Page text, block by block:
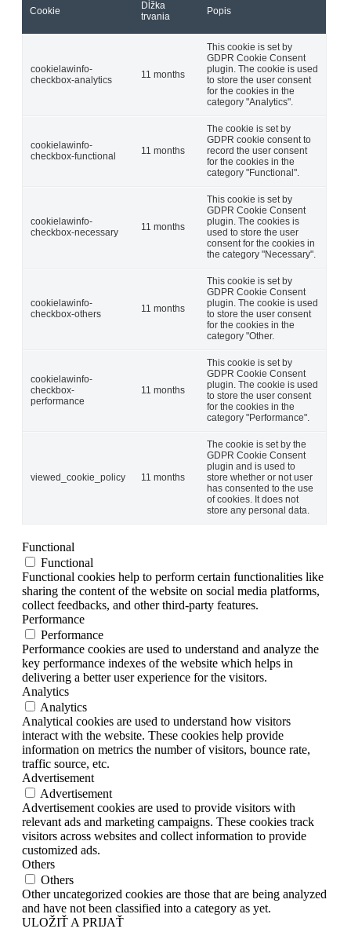
Cookie
Dĺžka
trvania
Popis
cookielawinfo-
checkbox-analytics
11 months
This cookie is set by
GDPR Cookie Consent
plugin. The cookie is used
to store the user consent
for the cookies in the
category "Analytics".
cookielawinfo-
checkbox-functional
11 months
The cookie is set by
GDPR cookie consent to
record the user consent
for the cookies in the
category "Functional".
cookielawinfo-
checkbox-necessary
11 months
This cookie is set by
GDPR Cookie Consent
plugin. The cookies is
used to store the user
consent for the cookies in
the category "Necessary".
cookielawinfo-
checkbox-others
11 months
This cookie is set by
GDPR Cookie Consent
plugin. The cookie is used
to store the user consent
for the cookies in the
category "Other.
cookielawinfo-
checkbox-
performance
11 months
This cookie is set by
GDPR Cookie Consent
plugin. The cookie is used
to store the user consent
for the cookies in the
category "Performance".
viewed_cookie_policy 11 months
The cookie is set by the
GDPR Cookie Consent
plugin and is used to
store whether or not user
has consented to the use
of cookies. It does not
store any personal data.
Functional
Functional
Functional cookies help to perform certain functionalities like
sharing the content of the website on social media platforms,
collect feedbacks, and other third-party features.
Performance
Performance
Performance cookies are used to understand and analyze the
key performance indexes of the website which helps in
delivering a better user experience for the visitors.
Analytics
Analytics
Analytical cookies are used to understand how visitors
interact with the website. These cookies help provide
information on metrics the number of visitors, bounce rate,
traffic source, etc.
Advertisement
Advertisement
Advertisement cookies are used to provide visitors with
relevant ads and marketing campaigns. These cookies track
visitors across websites and collect information to provide
customized ads.
Others
Others
Other uncategorized cookies are those that are being analyzed
and have not been classified into a category as yet.
ULOŽIŤ A PRIJAŤ